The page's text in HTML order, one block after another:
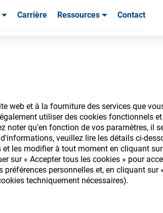
web et à la fourniture des services que
utiliser des cookies fonctionnels
noter qu'en fonction de vos paramètres, il
veuillez lire les détails ci-
les modifier à tout moment en cliquant sur
sur « Accepter tous les cookies » pour
personnelles et, en cliquant sur
techniquement nécessaires).
Carrière Ressources Contact
comptes et découvrir